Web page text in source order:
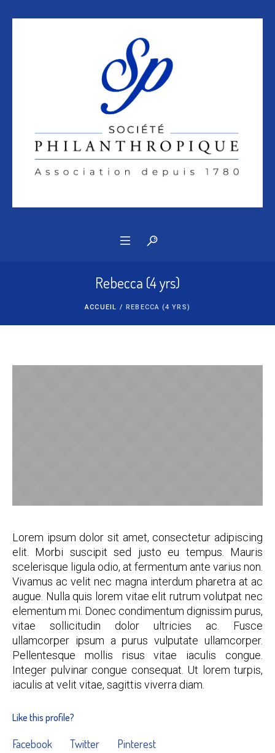
Rebecca (4 yrs)
ACCUEIL / REBECCA (4 YRS)
Lorem ipsum dolor sit amet, consectetur adipiscing
elit. Morbi suscipit sed justo eu tempus. Mauris
scelerisque ligula odio, at fermentum ante varius non.
Vivamus ac velit nec magna interdum pharetra at ac
augue. Nulla quis lorem vitae elit rutrum volutpat nec
elementum mi. Donec condimentum dignissim purus,
vitae sollicitudin dolor ultricies ac. Fusce
ullamcorper ipsum a purus vulputate ullamcorper.
Pellentesque mollis risus vitae iaculis congue.
Integer pulvinar congue consequat. Ut lorem turpis,
iaculis at velit vitae, sagittis viverra diam.
Like this profile?
Facebook Twitter Pinterest